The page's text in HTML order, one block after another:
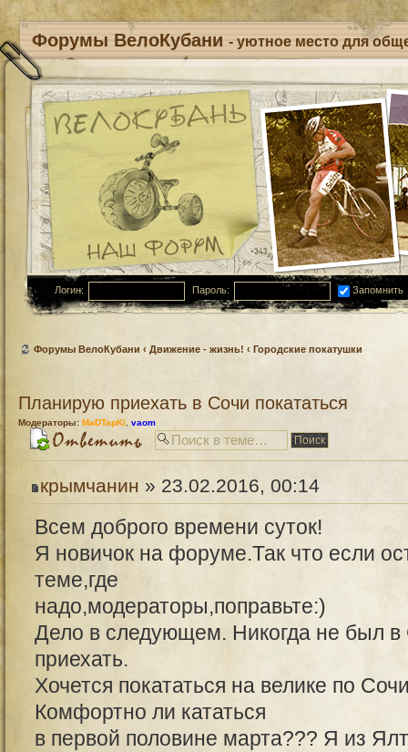
Форумы ВелоКубани - уютное место для
Логин: Пароль: Запомнить
Форумы ВелоКубани ‹ Движение - жизнь! ‹ Городские покатушки
Планирую приехать в Сочи покататься
Модераторы: MaDTapKi vaom
крымчанин » 23.02.2016, 00:14
Всем доброго времени суток!
Я новичок на форуме.Так что если
теме,где
надо,модераторы,поправьте:)
Дело в следующем. Никогда не был в
приехать.
Хочется покататься на велике по
Комфортно ли кататься
в первой половине марта??? Я из